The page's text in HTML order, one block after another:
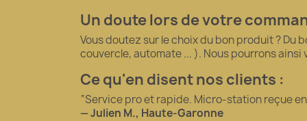
Un doute lors de votre
Vous doutez sur le choix du bon produit ?
couvercle, automate ... ). Nous pourrons
Ce qu'en disent nos clients :
“Service pro et rapide. Micro-station reçue
— Julien M., Haute-Garonne